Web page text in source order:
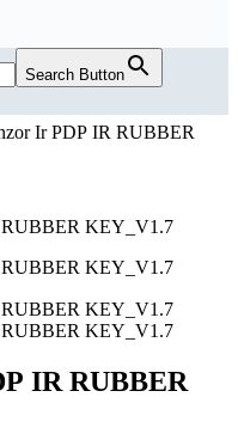
Search Button
Ir PDP IR RUBBER
IR RUBBER